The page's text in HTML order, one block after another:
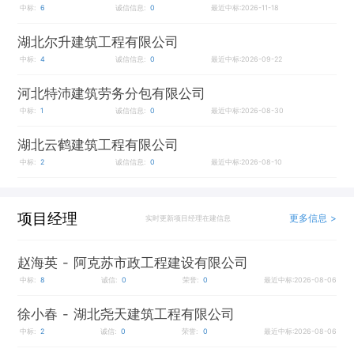
中标: 6 诚信信息: 0 最近中标:2026-11-18
湖北尔升建筑工程有限公司
中标: 4 诚信信息: 0 最近中标:2026-09-22
河北特沛建筑劳务分包有限公司
中标: 1 诚信信息: 0 最近中标:2026-08-30
湖北云鹤建筑工程有限公司
中标: 2 诚信信息: 0 最近中标:2026-08-10
项目经理 实时更新项目经理在建信息 更多信息 >
赵海英 - 阿克苏市政工程建设有限公司
中标: 8 诚信: 0 荣誉: 0 最近中标:2026-08-06
徐小春 - 湖北尧天建筑工程有限公司
中标: 2 诚信: 0 荣誉: 0 最近中标:2026-08-06